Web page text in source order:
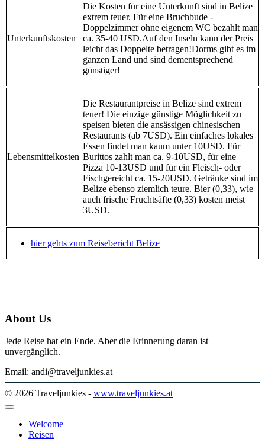
Unterkunftskosten
Die Kosten für eine Unterkunft sind in Belize
extrem teuer. Für eine Bruchbude -
Doppelzimmer ohne eigenem WC bezahlt man
ca. 35-40 USD.Auf den Inseln kann der Preis
leicht das Doppelte betragen!Dorms gibt es im
ganzen Land und sind dementsprechend
günstiger!
Lebensmittelkosten
Die Restaurantpreise in Belize sind extrem
teuer! Die einzige günstige Möglichkeit zu
speisen bieten die ansässigen chinesischen
Restaurants (ab 7USD). Ein einfaches lokales
Essen findet man kaum unter 10USD. Für
Burittos zahlt man ca. 9-10USD, für eine
Pizza 10-13USD und für ein Fleisch- oder
Fischgereicht ca. 15-20USD. Getränke sind im
Belize ebenso ziemlich teure. Bier (0,33), wie
auch frische Fruchtsäfte (0,33) kosten meist
3USD.
hier gehts zum Reisebericht Belize
About Us
Jede Reise hat ein Ende. Aber die Erinnerung daran ist
unvergänglich.
Email: andi@traveljunkies.at
© 2026 Traveljunkies - www.traveljunkies.at
Welcome
Reisen